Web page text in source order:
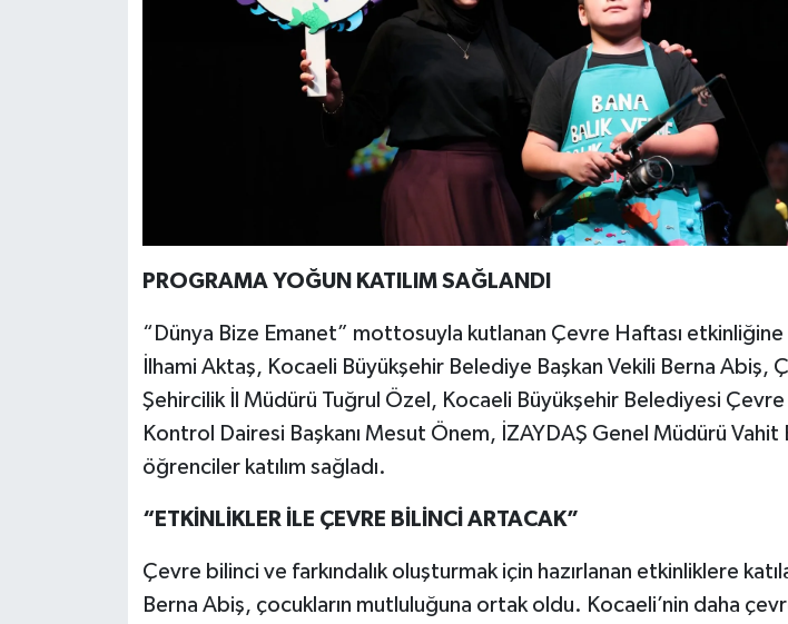
PROGRAMA YOĞUN KATILIM SAĞLANDI
“Dünya Bize Emanet” mottosuyla kutlanan Çevre Haftası etkinliğine
İlhami Aktaş, Kocaeli Büyükşehir Belediye Başkan Vekili Berna Abiş,
Şehircilik İl Müdürü Tuğrul Özel, Kocaeli Büyükşehir Belediyesi
Kontrol Dairesi Başkanı Mesut Önem, İZAYDAŞ Genel Müdürü Vahit
öğrenciler katılım sağladı.
“ETKİNLİKLER İLE ÇEVRE BİLİNCİ ARTACAK”
Çevre bilinci ve farkındalık oluşturmak için hazırlanan etkinliklere
Berna Abiş, çocukların mutluluğuna ortak oldu. Kocaeli’nin daha